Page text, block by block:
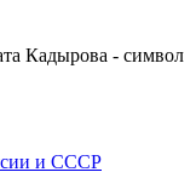
Кадырова - символ
и СССР